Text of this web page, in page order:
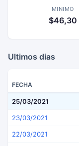
MINIMO
$46,30
Ultimos dias
FECHA
25/03/2021
23/03/2021
22/03/2021